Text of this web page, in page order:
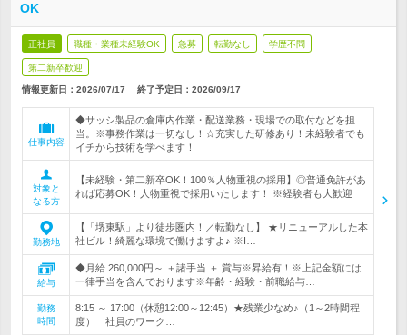
OK
正社員 職種・業種未経験OK 急募 転勤なし 学歴不問
第二新卒歓迎
情報更新日：2026/07/17 終了予定日： 2026/09/17
仕事内容
◆サッシ製品の倉庫内作業・配送業務・現場での取付などを担
当。※事務作業は一切なし！☆充実した研修あり！未経験者でも
イチから技術を学べます！
対象と
なる方
【未経験・第二新卒OK！100％人物重視の採用】◎普通免許があ
れば応募OK！人物重視で採用いたします！ ※経験者も大歓迎
勤務地
【「堺東駅」より徒歩圏内！／転勤なし】 ★リニューアルした本
社ビル！綺麗な環境で働けますよ♪ ※I…
給与
◆月給 260,000円～ ＋諸手当 ＋ 賞与※昇給有！※上記金額には
一律手当を含んでおります※年齢・経験・前職給与…
勤務
時間
8:15 ～ 17:00（休憩12:00～12:45）★残業少なめ♪（1～2時間程
度） 社員のワーク…